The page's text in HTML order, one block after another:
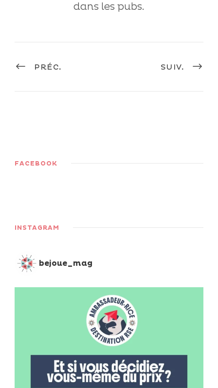
dans les pubs.
PRÉC. SUIV.
FACEBOOK
INSTAGRAM
bejoue_mag